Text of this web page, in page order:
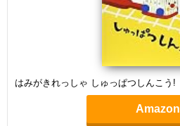
はみがきれっしゃ しゅっぱつしんこう!
Amazon